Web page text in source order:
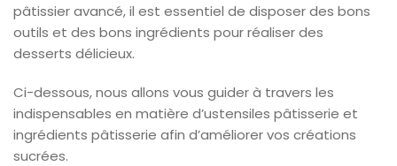
pâtissier avancé, il est essentiel de disposer des bons
outils et des bons ingrédients pour réaliser des
desserts délicieux.
Ci-dessous, nous allons vous guider à travers les
indispensables en matière d’ustensiles pâtisserie et
ingrédients pâtisserie afin d’améliorer vos créations
sucrées.